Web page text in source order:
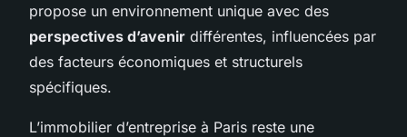
propose un environnement unique avec des
perspectives d’avenir différentes, influencées par
des facteurs économiques et structurels
spécifiques.
L’immobilier d’entreprise à Paris reste une